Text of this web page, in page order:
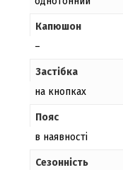
Капюшон
–
Застібка
на кнопках
Пояс
в наявності
Сезонність